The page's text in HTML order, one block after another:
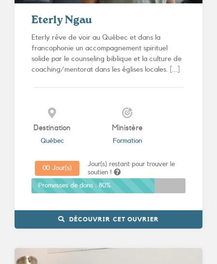
Eterly Ngau
Eterly rêve de voir au Québec et dans la
francophonie un accompagnement spirituel
solide par le counseling biblique et la culture de
coaching/mentorat dans les églises locales. [...]
Destination
Québec
Ministère
Formation
Jour(s) restant pour trouver le
soutien !
00 Jour(s)
Promesses de dons : 80%
DÉCOUVRIR CET OUVRIER